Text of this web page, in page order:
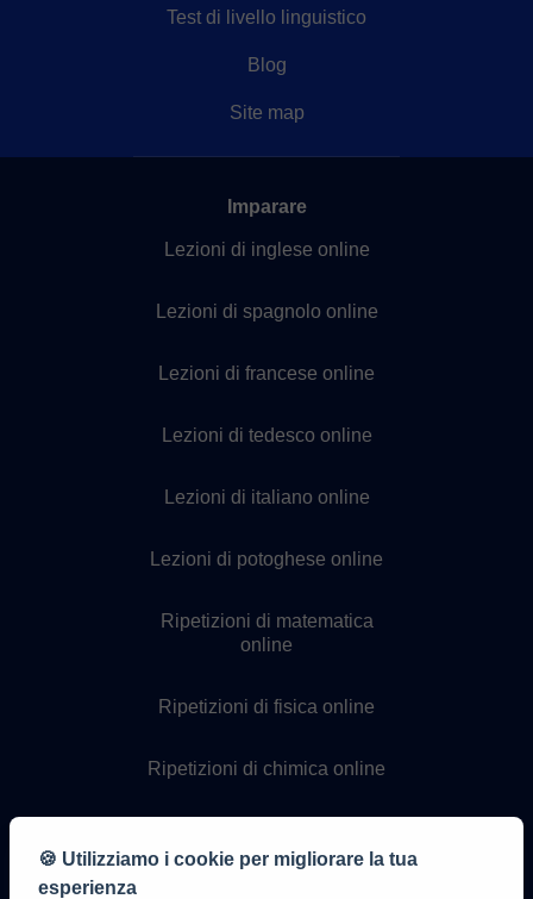
Test di livello linguistico
Blog
Site map
Imparare
Lezioni di inglese online
Lezioni di spagnolo online
Lezioni di francese online
Lezioni di tedesco online
Lezioni di italiano online
Lezioni di potoghese online
Ripetizioni di matematica
online
Ripetizioni di fisica online
Ripetizioni di chimica online
online
🍪 Utilizziamo i cookie per migliorare la tua
esperienza